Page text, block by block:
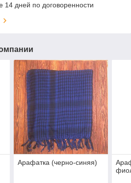
14 дней по договоренности
Арафатка (черно-синяя)